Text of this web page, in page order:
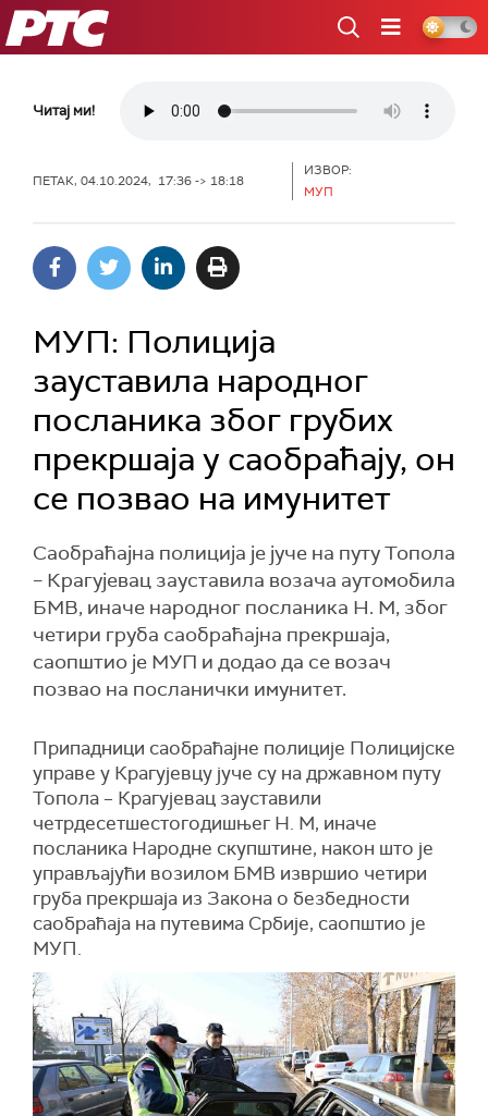
РТС
Читај ми!
ПЕТАК, 04.10.2024, 17:36 -> 18:18
ИЗВОР:
МУП
МУП: Полиција
зауставила народног
посланика због грубих
прекршаја у саобраћају, он
се позвао на имунитет
Саобраћајна полиција је јуче на путу Топола
– Крагујевац зауставила возача аутомобила
БМВ, иначе народног посланика Н. М, због
четири груба саобраћајна прекршаја,
саопштио је МУП и додао да се возач
позвао на посланички имунитет.
Припадници саобраћајне полиције Полицијске
управе у Крагујевцу јуче су на државном путу
Топола – Крагујевац зауставили
четрдесетшестогодишњег Н. М, иначе
посланика Народне скупштине, након што је
управљајући возилом БМВ извршио четири
груба прекршаја из Закона о безбедности
саобраћаја на путевима Србије, саопштио је
МУП.